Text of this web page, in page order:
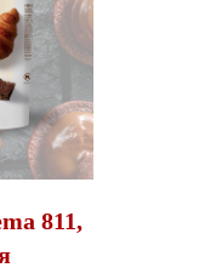
811,